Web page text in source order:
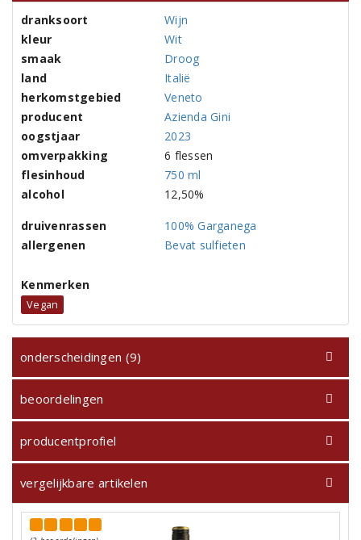
dranksoort
Wijn
kleur
Wit
smaak
Droog
land
Italië
herkomstgebied
Veneto
producent
Azienda Gini
oogstjaar
2023
omverpakking
6 flessen
flesinhoud
750 ml
alcohol
12,50%
druivenrassen
100% Garganega
allergenen
Bevat sulfieten
Kenmerken
Vegan
onderscheidingen (9)
beoordelingen
producentprofiel
vergelijkbare artikelen